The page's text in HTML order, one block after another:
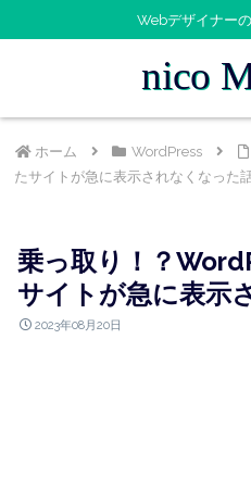
Webデザイナー
nico
ホーム WordPress
たサイトが急に表示されなくなった
乗っ取り！？
サイトが急に表示
2023年08月20日